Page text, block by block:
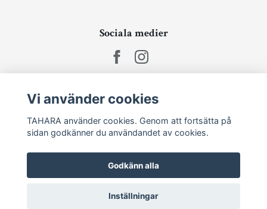
Sociala medier
Ta del av senaste nytt och unika erbjudanden!
Prenumerera
Vi använder cookies
TAHARA använder cookies. Genom att fortsätta på
sidan godkänner du användandet av cookies.
Godkänn alla
Inställningar